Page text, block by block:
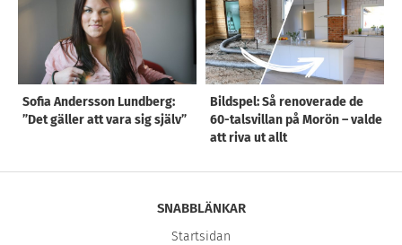
Sofia Andersson Lundberg:
”Det gäller att vara sig själv”
Bildspel: Så renoverade de
60-talsvillan på Morön – valde
att riva ut allt
SNABBLÄNKAR
Startsidan